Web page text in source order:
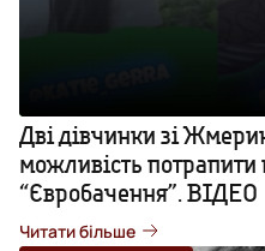
Дві дівчинки зі
можливість потрапити
“Євробачення”. ВІДЕО
Читати більше